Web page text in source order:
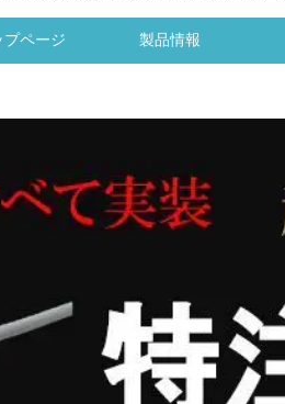
プページ 製品情報